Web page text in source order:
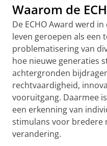
Waarom de
De ECHO Award werd
leven geroepen als een
problematisering van
hoe nieuwe generaties
achtergronden
rechtvaardigheid,
vooruitgang. Daarmee
een erkenning van
stimulans voor bredere
verandering.